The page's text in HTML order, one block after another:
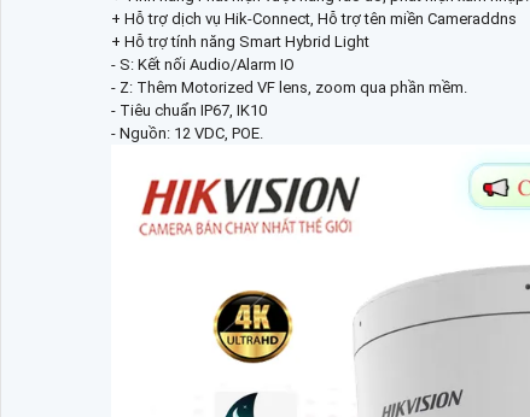
+ Hỗ trợ dịch vụ Hik-Connect, Hỗ trợ tên miền Cameraddns
+ Hỗ trợ tính năng Smart Hybrid Light
- S: Kết nối Audio/Alarm IO
- Z: Thêm Motorized VF lens, zoom qua phần mềm.
- Tiêu chuẩn IP67, IK10
- Nguồn: 12 VDC, POE.